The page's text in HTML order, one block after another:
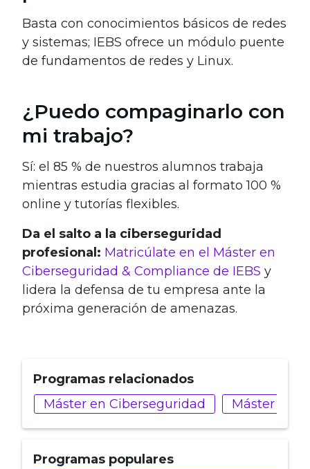
Basta con conocimientos básicos de redes
y sistemas; IEBS ofrece un módulo puente
de fundamentos de redes y Linux.
¿Puedo compaginarlo con
mi trabajo?
Sí: el 85 % de nuestros alumnos trabaja
mientras estudia gracias al formato 100 %
online y tutorías flexibles.
Da el salto a la ciberseguridad
profesional: Matricúlate en el Máster en
Ciberseguridad & Compliance de IEBS y
lidera la defensa de tu empresa ante la
próxima generación de amenazas.
Programas relacionados
Máster en Ciberseguridad
Máster en
Programas populares